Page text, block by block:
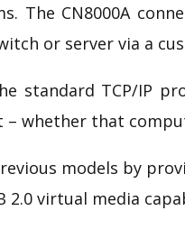
The CN8000A
or server via a
standard TCP/IP
whether that
models by
2.0 virtual media